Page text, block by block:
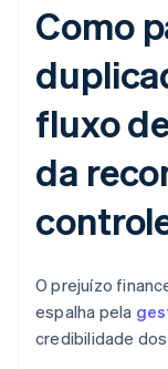
Como
fluxo
da
O prejuízo
espalha pela
credibilidade